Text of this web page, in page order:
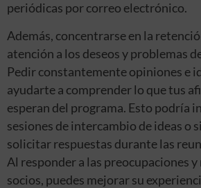
periódicas por correo electrónico.
Además, concentrarse en la
atención a los deseos y problemas
Pedir constantemente opiniones e
ayudarte a comprender lo que tus
esperan del programa. Esto podría
sesiones de intercambio de ideas o
solicitar respuestas durante las
Al responder a las preocupaciones y
socios, puedes mejorar su